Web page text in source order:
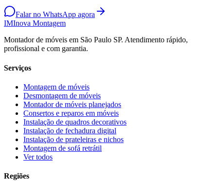
Falar no WhatsApp agora
IMInova Montagem
Montador de móveis em São Paulo SP. Atendimento rápido,
profissional e com garantia.
Serviços
Montagem de móveis
Desmontagem de móveis
Montador de móveis planejados
Consertos e reparos em móveis
Instalação de quadros decorativos
Instalação de fechadura digital
Instalação de prateleiras e nichos
Montagem de sofá retrátil
Ver todos
Regiões